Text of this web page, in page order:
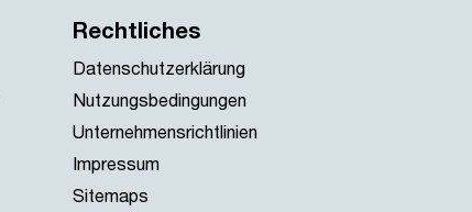
Rechtliches
Datenschutzerklärung
Nutzungsbedingungen
Unternehmensrichtlinien
Impressum
Sitemaps